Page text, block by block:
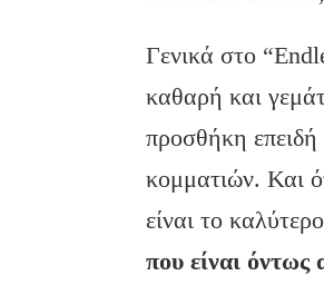
Γενικά στο
καθαρή και
προσθήκη
κομματιών. Και
είναι το
που είναι